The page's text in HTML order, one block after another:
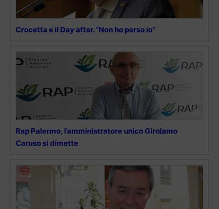
Crocetta e il Day after. “Non ho perso io”
Rap Palermo, l’amministratore unico Girolamo
Caruso si dimette